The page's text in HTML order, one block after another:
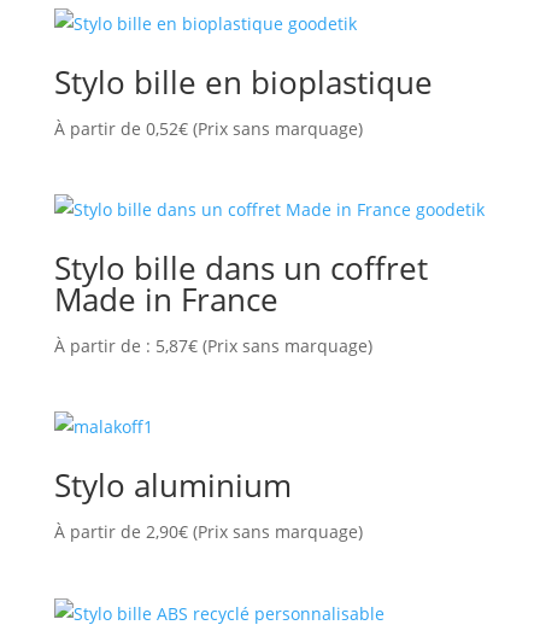
Stylo bille en bioplastique
À partir de 0,52€(Prix sans marquage)
Stylo bille dans un coffret
Made in France
À partir de : 5,87€(Prix sans marquage)
Stylo aluminium
À partir de 2,90€(Prix sans marquage)